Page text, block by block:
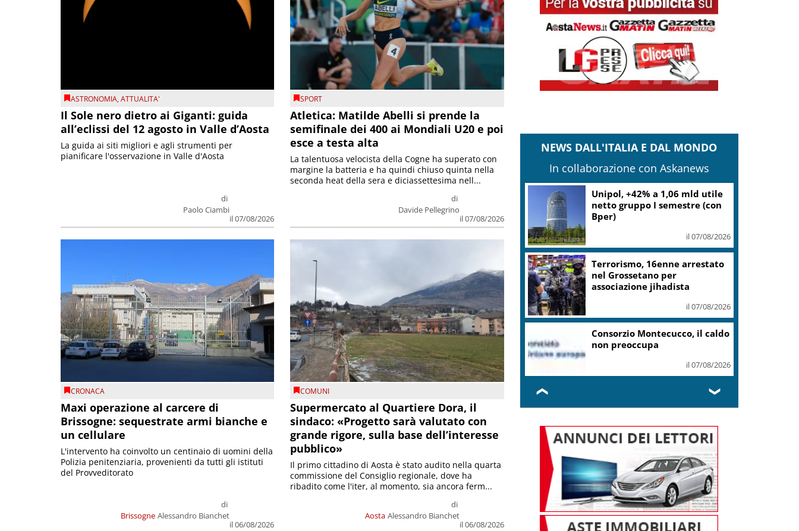
ASTRONOMIA,ATTUALITA'
Il Sole nero dietro ai Giganti: guida
all’eclissi del 12 agosto in Valle d’Aosta
di
Paolo Ciambi
il 07/08/2026
La guida ai siti migliori e agli strumenti per
pianificare l'osservazione in Valle d'Aosta
SPORT
Atletica: Matilde Abelli si prende la
semifinale dei 400 ai Mondiali U20 e poi
esce a testa alta
di
Davide Pellegrino
il 07/08/2026
La talentuosa velocista della Cogne ha superato con
margine la batteria e ha quindi chiuso quinta nella
seconda heat della sera e diciassettesima nell...
CRONACA
Maxi operazione al carcere di
Brissogne: sequestrate armi bianche e
un cellulare
Brissogne
di
Alessandro Bianchet
il 06/08/2026
L'intervento ha coinvolto un centinaio di uomini della
Polizia penitenziaria, provenienti da tutti gli istituti
del Provveditorato
COMUNI
Supermercato al Quartiere Dora, il
sindaco: «Progetto sarà valutato con
grande rigore, sulla base dell’interesse
pubblico»
Aosta
di
Alessandro Bianchet
il 06/08/2026
Il primo cittadino di Aosta è stato audito nella quarta
commissione del Consiglio regionale, dove ha
ribadito come l'iter, al momento, sia ancora ferm...
NEWS DALL'ITALIA E DAL MONDO
In collaborazione con Askanews
Unipol, +42% a 1,06 mld utile
netto gruppo I semestre (con
Bper)
il 07/08/2026
Terrorismo, 16enne arrestato
nel Grossetano per
associazione jihadista
il 07/08/2026
Consorzio Montecucco, il caldo
non preoccupa
il 07/08/2026
❮ ❯